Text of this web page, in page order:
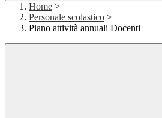
Home >
Personale scolastico >
Piano attività annuali Docenti